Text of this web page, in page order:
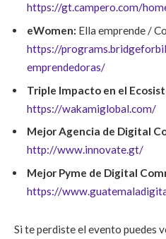
https://gt.campero.com/
eWomen: Ella emprende /
https://
emprendedoras/
Triple Impacto en el
https://wakamiglobal.com/
Mejor Agencia de Digital
http://www.innovate.gt/
Mejor Pyme de Digital
https://
Si te perdiste el evento puedes